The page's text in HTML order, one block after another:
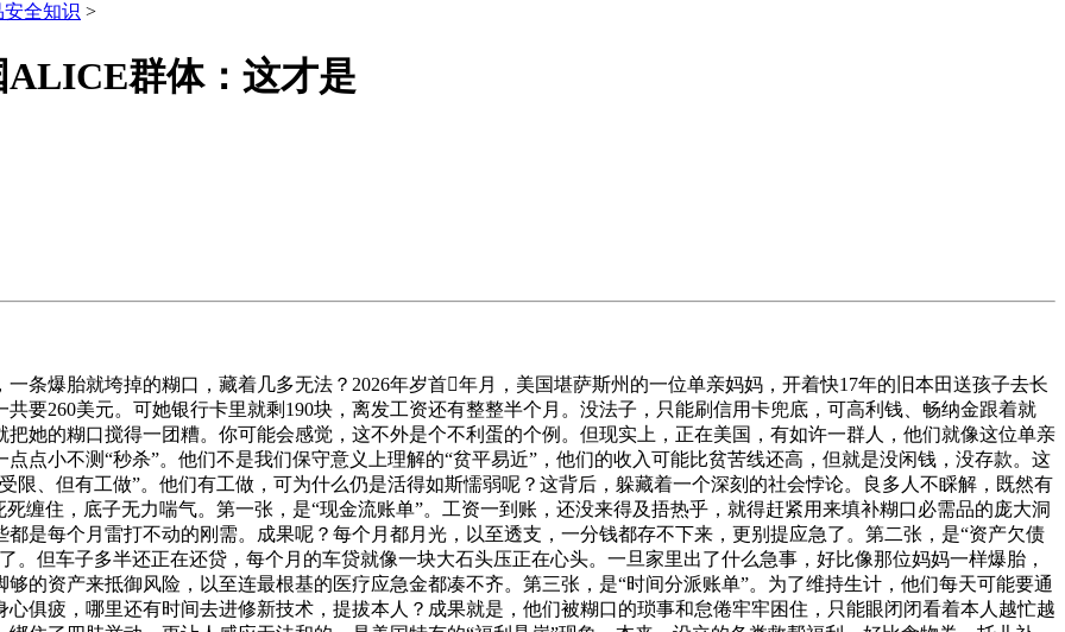
安全知识 >
群体：这才是
爆胎就垮掉的糊口，藏着几多无法？2026年岁首年月，美国堪萨斯州的一位单亲妈妈，开着快17年的旧本田送孩子去长
要260美元。可她银行卡里就剩190块，离发工资还有整整半个月。没法子，只能刷信用卡兜底，可高利钱、畅纳金跟着就
她的糊口搅得一团糟。你可能会感觉，这不外是个不利蛋的个例。但现实上，正在美国，有如许一群人，他们就像这位单亲
点小不测“秒杀”。他们不是我们保守意义上理解的“贫平易近”，他们的收入可能比贫苦线还高，但就是没闲钱，没存款。这
限、但有工做”。他们有工做，可为什么仍是活得如斯懦弱呢？这背后，躲藏着一个深刻的社会悖论。良多人不睬解，既然有
缠住，底子无力喘气。第一张，是“现金流账单”。工资一到账，还没来得及捂热乎，就得赶紧用来填补糊口必需品的庞大洞
是每个月雷打不动的刚需。成果呢？每个月都月光，以至透支，一分钱都存不下来，更别提应急了。第二张，是“资产欠债
但车子多半还正在还贷，每个月的车贷就像一块大石头压正在心头。一旦家里出了什么急事，好比像那位妈妈一样爆胎，
的资产来抵御风险，以至连最根基的医疗应急金都凑不齐。第三张，是“时间分派账单”。为了维持生计，他们每天可能要通
俱疲，哪里还有时间去进修新技术，提拔本人？成果就是，他们被糊口的琐事和怠倦牢牢困住，只能眼闭闭看着本人越忙越